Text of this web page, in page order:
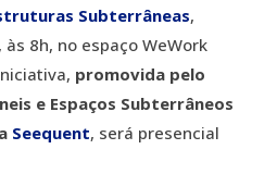
Subterrâneas,
8h, no espaço WeWork
promovida pelo
e Espaços Subterrâneos
Seequent, será presencial